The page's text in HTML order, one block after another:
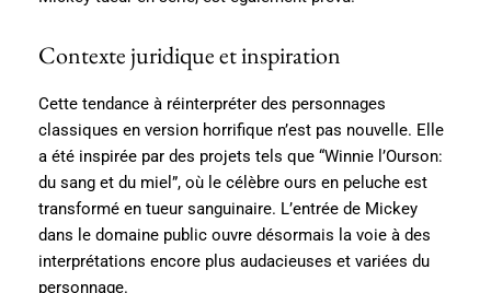
Contexte juridique et inspiration
Cette tendance à réinterpréter des personnages
classiques en version horrifique n’est pas nouvelle. Elle
a été inspirée par des projets tels que “Winnie l’Ourson:
du sang et du miel”, où le célèbre ours en peluche est
transformé en tueur sanguinaire. L’entrée de Mickey
dans le domaine public ouvre désormais la voie à des
interprétations encore plus audacieuses et variées du
personnage.